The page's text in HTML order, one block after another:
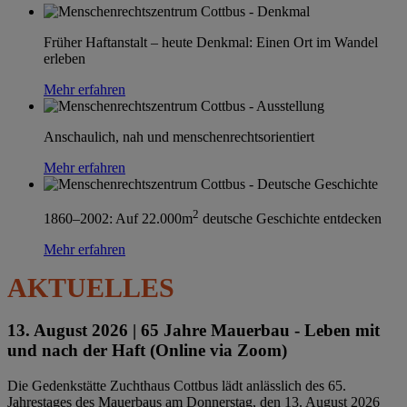
Früher Haftanstalt – heute Denkmal: Einen Ort im Wandel
erleben
Mehr erfahren
Anschaulich, nah und menschenrechtsorientiert
Mehr erfahren
1860–2002: Auf 22.000m2 deutsche Geschichte entdecken
Mehr erfahren
AKTUELLES
13. August 2026 | 65 Jahre Mauerbau - Leben mit
und nach der Haft (Online via Zoom)
Die Gedenkstätte Zuchthaus Cottbus lädt anlässlich des 65.
Jahrestages des Mauerbaus am Donnerstag, den 13. August 2026